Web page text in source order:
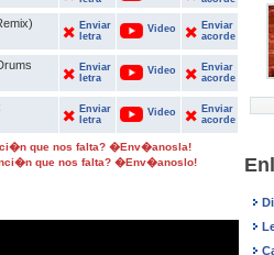
Enviar
letra
Video
Enviar
acorde
Enviar
letra
Video
Enviar
acorde
Enviar
letra
Video
Enviar
acorde
que nos falta? �Env�anosla!
que nos falta? �Env�anoslo!